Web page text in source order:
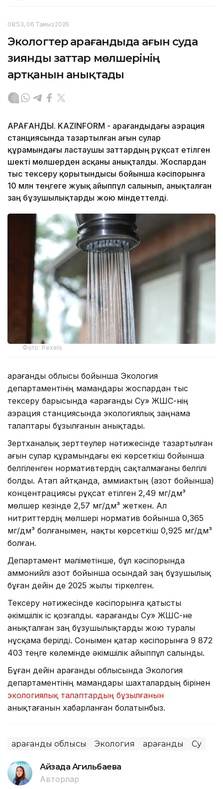
08:53, 06 Тамыз 2026
Экологтер Қарағандыда ағын суда
зиянды заттар мөлшерінің
артқанын анықтады
ҚАРАҒАНДЫ. KAZINFORM - Қарағандыдағы аэрация
станциясында тазартылған ағын сулар
құрамындағы ластаушы заттардың рұқсат етілген
шекті мөлшерден асқаны анықталды. Жоспардан
тыс тексеру қорытындысы бойынша кәсіпорынға
10 млн теңгеге жуық айыппұл салынып, анықталған
заң бұзушылықтарды жою міндеттелді.
Фото: Pexels
Қарағанды облысы бойынша Экология
департаментінің мамандары жоспардан тыс
тексеру барысында «Қарағанды Су» ЖШС-нің
аэрация станциясында экологиялық заңнама
талаптары бұзылғанын анықтады.
Зертханалық зерттеулер нәтижесінде тазартылған
ағын сулар құрамындағы екі көрсеткіш бойынша
белгіленген нормативтердің сақталмағаны белгілі
болды. Атап айтқанда, аммиактың (азот бойынша)
концентрациясы рұқсат етілген 2,49 мг/дм³
мөлшер кезінде 2,57 мг/дм³ жеткен. Ал
нитриттердің мөлшері норматив бойынша 0,365
мг/дм³ болғанымен, нақты көрсеткіш 0,925 мг/дм³
болған.
Департамент мәліметінше, бұл кәсіпорында
аммонийлі азот бойынша осындай заң бұзушылық
бұған дейін де 2025 жылы тіркелген.
Тексеру нәтижесінде кәсіпорынға қатысты
әкімшілік іс қозғалды. «Қарағанды Су» ЖШС-не
анықталған заң бұзушылықтарды жою туралы
нұсқама берілді. Сонымен қатар кәсіпорынға 9 872
403 теңге көлемінде әкімшілік айыппұл салынды.
Бұған дейін Қарағанды облысында Экология
департаментінің мамандары шахталардың бірінен
экологиялық талаптардың бұзылғанын
анықтағанын хабарланған болатынбыз.
Қарағанды облысы Экология Қарағанды Су
Айзада Агильбаева
Авторлар